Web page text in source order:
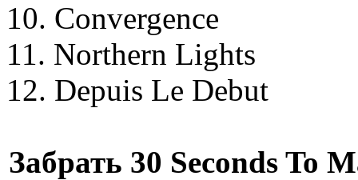
10. Convergence
11. Northern Lights
12. Depuis Le Debut
Забрать 30 Seconds To